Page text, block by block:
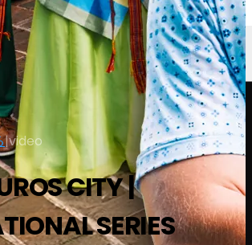
|video
CITY |
SERIES